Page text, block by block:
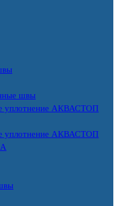
швы
уплотнение АКВАСТОП
уплотнение АКВАСТОП